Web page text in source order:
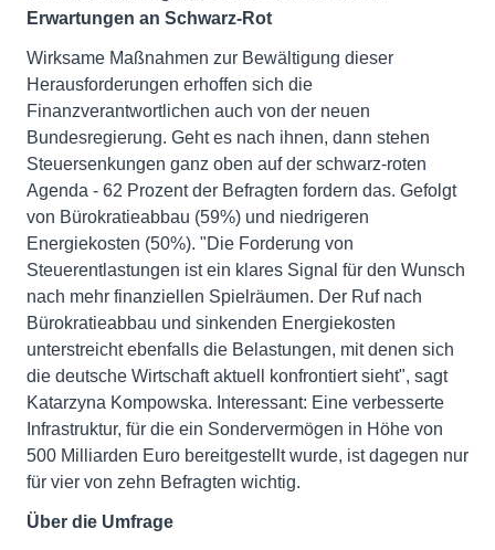
Erwartungen an Schwarz-Rot
Wirksame Maßnahmen zur Bewältigung dieser
Herausforderungen erhoffen sich die
Finanzverantwortlichen auch von der neuen
Bundesregierung. Geht es nach ihnen, dann stehen
Steuersenkungen ganz oben auf der schwarz-roten
Agenda - 62 Prozent der Befragten fordern das. Gefolgt
von Bürokratieabbau (59%) und niedrigeren
Energiekosten (50%). "Die Forderung von
Steuerentlastungen ist ein klares Signal für den Wunsch
nach mehr finanziellen Spielräumen. Der Ruf nach
Bürokratieabbau und sinkenden Energiekosten
unterstreicht ebenfalls die Belastungen, mit denen sich
die deutsche Wirtschaft aktuell konfrontiert sieht", sagt
Katarzyna Kompowska. Interessant: Eine verbesserte
Infrastruktur, für die ein Sondervermögen in Höhe von
500 Milliarden Euro bereitgestellt wurde, ist dagegen nur
für vier von zehn Befragten wichtig.
Über die Umfrage